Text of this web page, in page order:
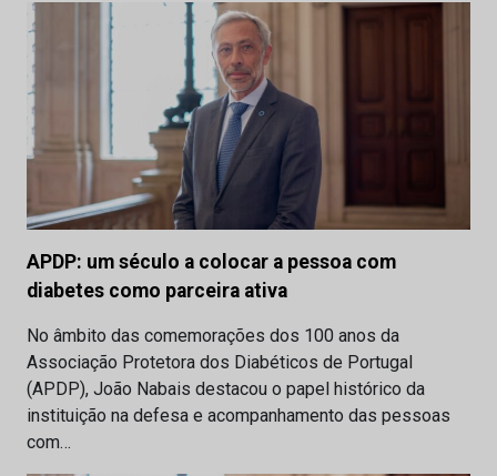
APDP: um século a colocar a pessoa com
diabetes como parceira ativa
No âmbito das comemorações dos 100 anos da
Associação Protetora dos Diabéticos de Portugal
(APDP), João Nabais destacou o papel histórico da
instituição na defesa e acompanhamento das pessoas
com…